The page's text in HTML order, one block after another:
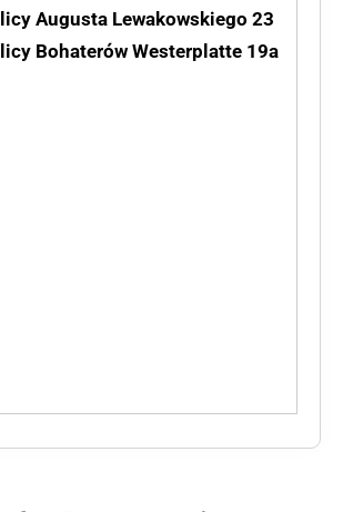
Augusta Lewakowskiego 23
Bohaterów Westerplatte 19a